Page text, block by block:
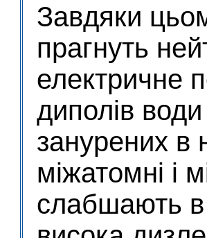
Завдяки
прагнуть
електричне
диполів
занурених в
міжатомні і
слабшають в